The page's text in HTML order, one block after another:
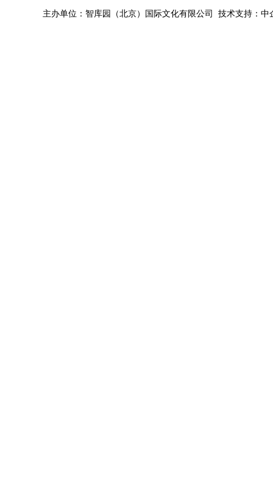
主办单位：智库园（北京）国际文化有限公司 技术支持：